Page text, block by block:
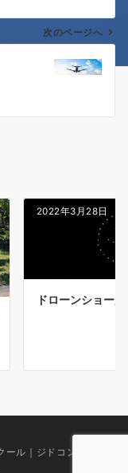
次のページへ
2022年3月28日
ドローンショー
ル｜ジドコン加盟校